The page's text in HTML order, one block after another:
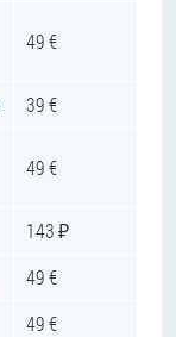
49 €
39 €
49 €
143 ₽
49 €
49 €